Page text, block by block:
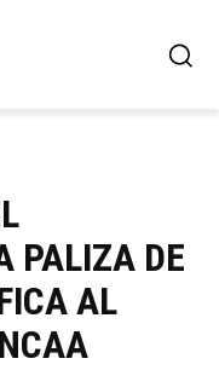
PALIZA DE
AL